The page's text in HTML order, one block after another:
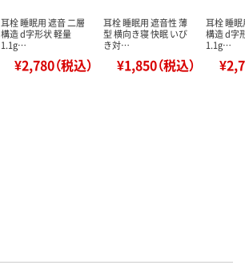
耳栓 睡眠用 遮音 二層
構造 d字形状 軽量
1.1g…
¥2,780（税込）
耳栓 睡眠用 遮音性 薄
型 横向き寝 快眠 いび
き対…
¥1,850（税込）
耳栓 睡
構造 d字
1.1g…